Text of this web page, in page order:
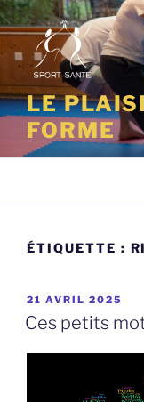
Aller
au
contenu
principal
LE
FORME
ÉTIQUETTE :
PUBLIÉ
LE
21 AVRIL 2025
Ces petits